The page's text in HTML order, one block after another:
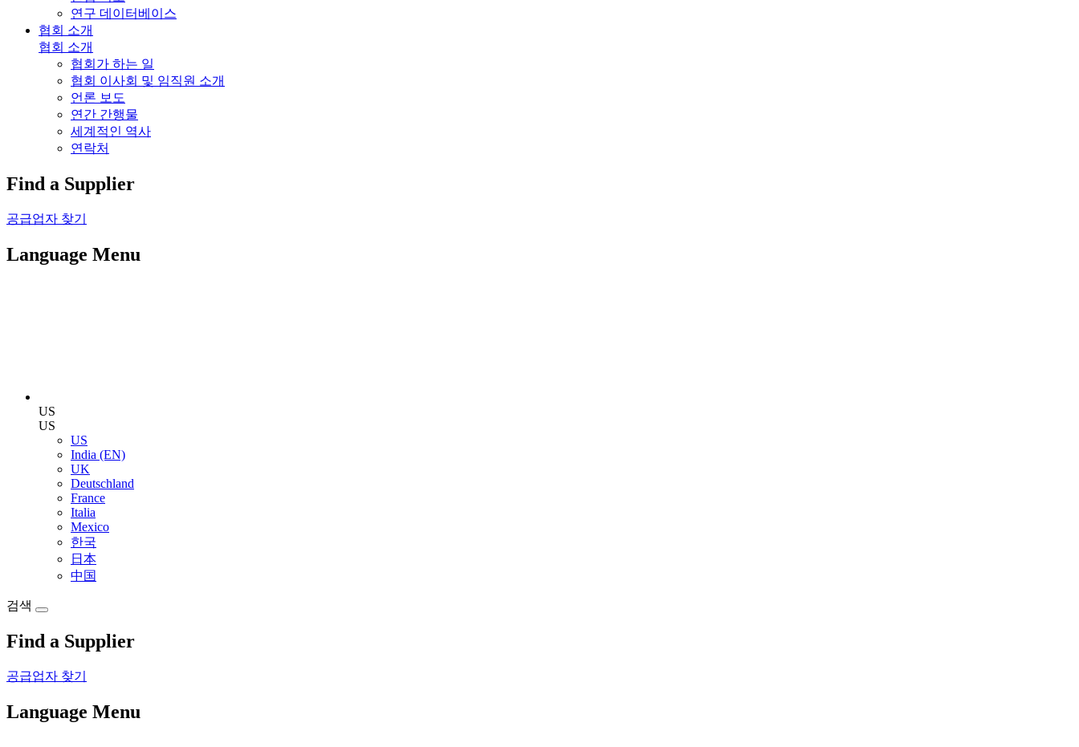
연구 데이터베이스
협회 소개
협회 소개
협회가 하는 일
협회 이사회 및 임직원 소개
언론 보도
연간 간행물
세계적인 역사
연락처
Find a Supplier
공급업자 찾기
Language Menu
US
US
US
India (EN)
UK
Deutschland
France
Italia
Mexico
한국
日本
中国
검색
Find a Supplier
공급업자 찾기
Language Menu